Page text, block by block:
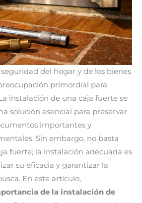
del hogar y de los bienes
primordial para
instalación de una caja fuerte se
solución esencial para preservar
importantes y
Sin embargo, no basta
fuerte; la instalación adecuada es
su eficacia y garantizar la
En este artículo,
de la instalación de